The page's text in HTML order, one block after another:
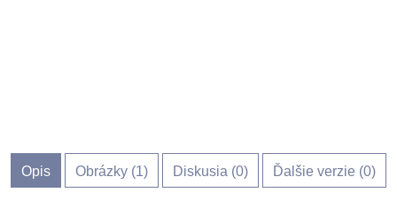
Opis Obrázky (1) Diskusia (0) Ďalšie verzie (0)